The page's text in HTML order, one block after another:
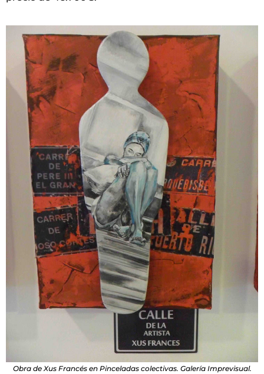
Obra de Xus Francés en Pinceladas colectivas. Galería Imprevisual.